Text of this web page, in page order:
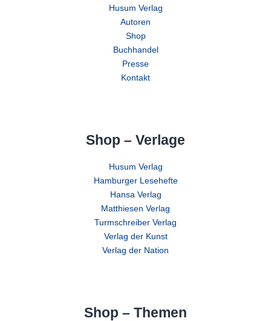
Husum Verlag
Autoren
Shop
Buchhandel
Presse
Kontakt
Shop – Verlage
Husum Verlag
Hamburger Lesehefte
Hansa Verlag
Matthiesen Verlag
Turmschreiber Verlag
Verlag der Kunst
Verlag der Nation
Shop – Themen